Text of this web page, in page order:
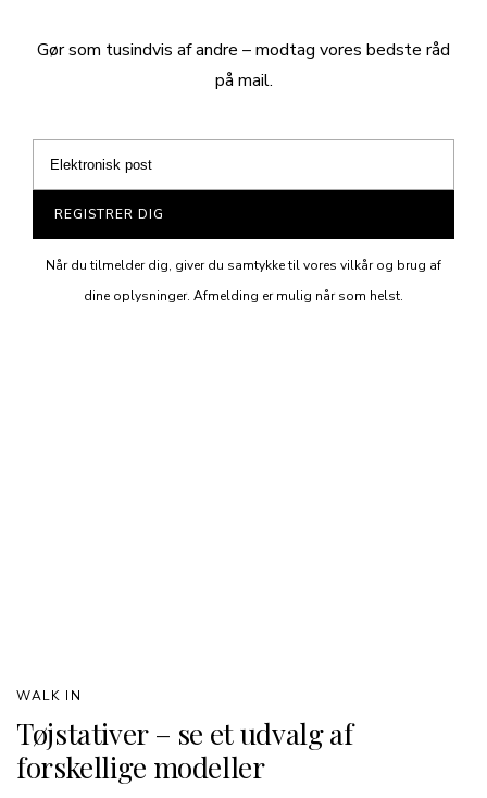
Gør som tusindvis af andre – modtag vores bedste råd
på mail.
REGISTRER DIG
Når du tilmelder dig, giver du samtykke til vores vilkår og brug af
dine oplysninger. Afmelding er mulig når som helst.
Tøjstativer – se et udvalg af
forskellige modeller
WALK IN